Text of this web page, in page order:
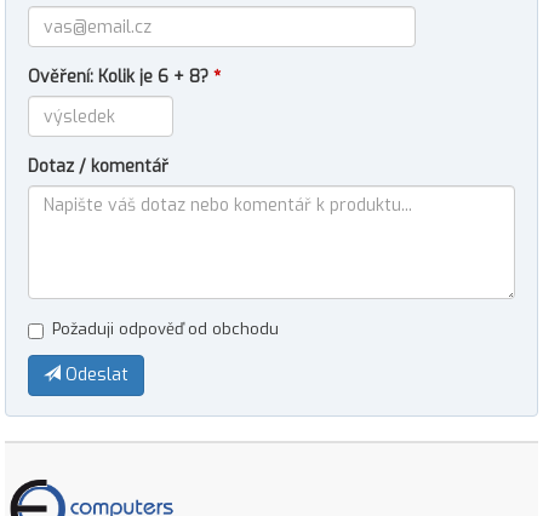
Ověření: Kolik je 6 + 8? *
Dotaz / komentář
Požaduji odpověď od obchodu
Odeslat